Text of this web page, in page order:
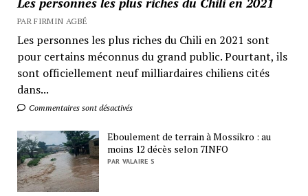
PAR FIRMIN AGBÉ
Les personnes les plus riches du Chili en 2021 sont
pour certains méconnus du grand public. Pourtant, ils
sont officiellement neuf milliardaires chiliens cités
dans...
Commentaires sont désactivés
Eboulement de terrain à Mossikro : au
moins 12 décès selon 7INFO
PAR VALAIRE S